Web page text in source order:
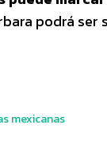
podrá ser
mexicanas